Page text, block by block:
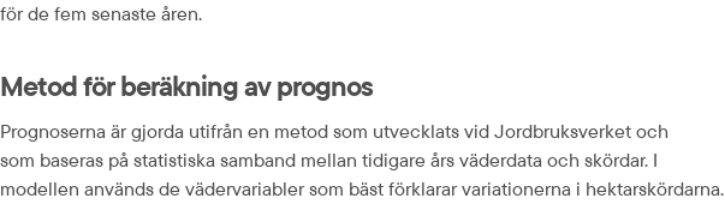
för de fem senaste åren.
Metod för beräkning av prognos
Prognoserna är gjorda utifrån en metod som utvecklats vid Jordbruksverket och
som baseras på statistiska samband mellan tidigare års väderdata och skördar. I
modellen används de vädervariabler som bäst förklarar variationerna i hektarskördarna.